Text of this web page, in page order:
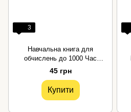
3
Навчальна книга для
обчислень до 1000 Час
майстрів
45 грн
Купити